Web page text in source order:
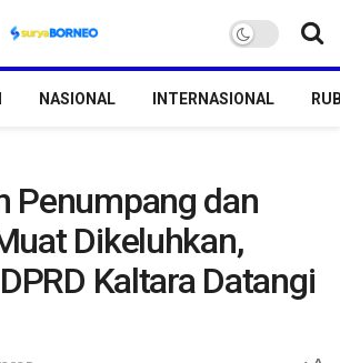
NASIONAL INTERNASIONAL
Penumpang dan
Dikeluhkan,
Kaltara Datangi